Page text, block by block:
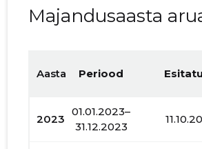
Majandusaasta
Aasta Periood
2023
01.01.2023–
31.12.2023